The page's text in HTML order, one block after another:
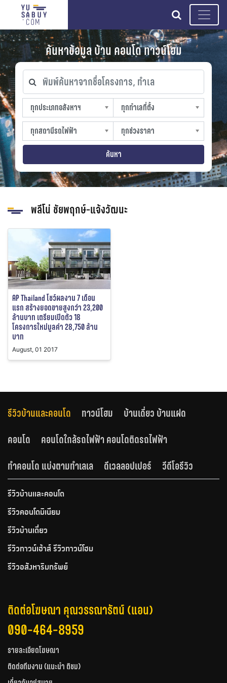
search
ค้นหาข้อมูล บ้าน คอนโด ทาวน์โฮม
พิมพ์ค้นหาจากชื่อโครงการ, ทำเล
ทุกประเภทอสังหาฯ
ทุกประเภทอสังหาฯ
sproperty
ทุกทำเลที่ตั้ง
ทุกทำเลที่ตั้ง
slocation
ทุกสถานีรถไฟฟ้า
ทุกสถานีรถไฟฟ้า
strain-station
ทุกช่วงราคา
ทุกช่วงราคา
sprice
ค้นหา
พลีโน่ ชัยพฤกษ์-แจ้งวัฒนะ
AP Thailand โชว์ผลงาน 7 เดือน
แรก สร้างยอดขายสูงกว่า 23,200
ล้านบาท เตรียมเปิดตัว 18
โครงการใหม่มูลค่า 28,750 ล้าน
บาท
August, 01 2017
รีวิวบ้านและคอนโด ทาวน์โฮม
บ้านเดี่ยว บ้านแฝด
คอนโด
คอนโดใกล้รถไฟฟ้า คอนโดติดรถไฟฟ้า
ทำคอนโด แบ่งตามทำเลเล
ดีเวลลอปเปอร์ วีดีโอรีวิว
รีวิวบ้านและคอนโด
รีวิวคอนโดมิเนียม
รีวิวบ้านเดี่ยว
รีวิวทาวน์เฮ้าส์ รีวิวทาวน์โฮม
รีวิวอสังหาริมทรัพย์
ติดต่อโฆษณา คุณวรรณารัตน์ (แอน)
090-464-8959
รายละเอียดโฆษณา
ติดต่อทีมงาน (แนะนำ ติชม)